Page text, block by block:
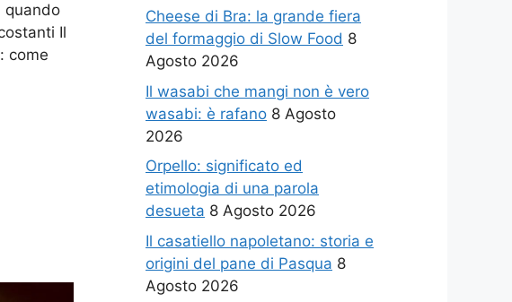
quando
Il
come
Cheese di Bra: la grande fiera
del formaggio di Slow Food 8
Agosto 2026
Il wasabi che mangi non è vero
wasabi: è rafano 8 Agosto
2026
Orpello: significato ed
etimologia di una parola
desueta 8 Agosto 2026
Il casatiello napoletano: storia e
origini del pane di Pasqua 8
Agosto 2026